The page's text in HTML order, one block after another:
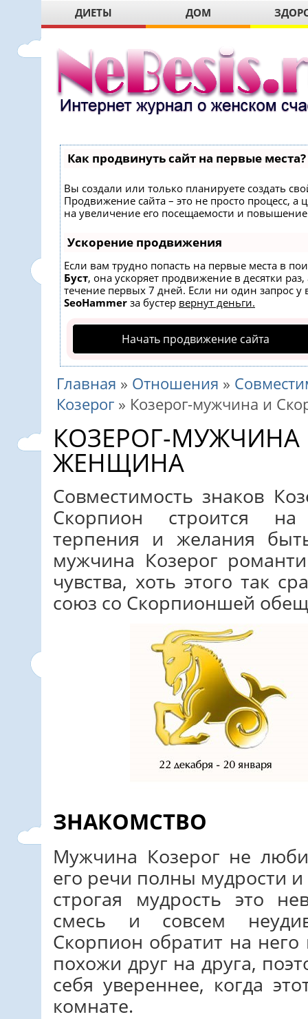
ДИЕТЫ ДОМ
Как продвинуть сайт на первые места?
Вы создали или только планируете создать
Продвижение сайта – это не просто процесс,
на увеличение его посещаемости и
Ускорение продвижения
Если вам трудно попасть на первые места в
Буст, она ускоряет продвижение в десятки
течение первых 7 дней. Если ни один запрос у
SeoHammer за бустер вернут деньги.
Начать продвижение сайта
Главная » Отношения »
Козерог » Козерог-мужчина и
КОЗЕРОГ-
ЖЕНЩИНА
Совместимость знаков
Скорпион строится на
терпения и желания
мужчина Козерог
чувства, хоть этого так
союз со Скорпионшей
ЗНАКОМСТВО
Мужчина Козерог не
его речи полны мудрости
строгая мудрость это
смесь и совсем
Скорпион обратит на
похожи друг на друга,
себя увереннее, когда
комнате.